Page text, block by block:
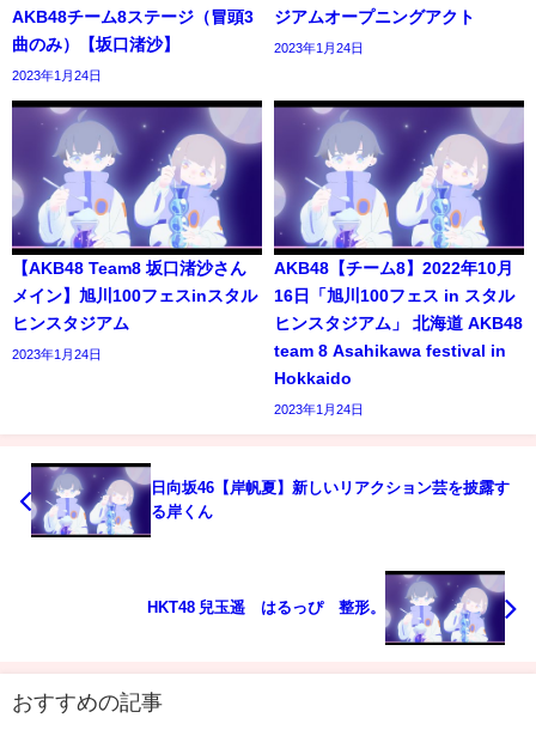
AKB48チーム8ステージ（冒頭3
曲のみ）【坂口渚沙】
2023年1月24日
ジアムオープニングアクト
2023年1月24日
【AKB48 Team8 坂口渚沙さん
メイン】旭川100フェスinスタル
ヒンスタジアム
2023年1月24日
AKB48【チーム8】2022年10月
16日「旭川100フェス in スタル
ヒンスタジアム」 北海道 AKB48
team 8 Asahikawa festival in
Hokkaido
2023年1月24日
日向坂46【岸帆夏】新しいリアクション芸を披露す
る岸くん
HKT48 兒玉遥 はるっぴ 整形。
おすすめの記事